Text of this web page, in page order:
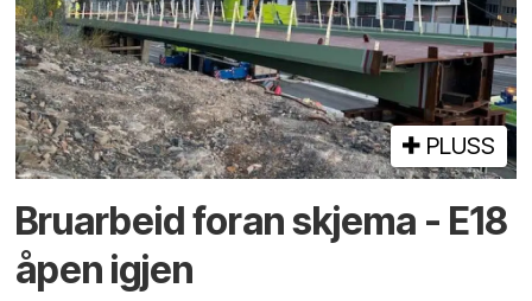
PLUSS
Bruarbeid foran skjema - E18
åpen igjen